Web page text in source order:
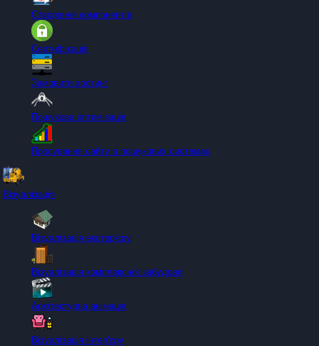
Створення компонентів
Сертифікація
Замовити хостинг
Пошукова оптимізація
Просування сайту в пошукових системах
Візуалізація
Візуалізація екстер'єру
Візуалізація комплексної забудови
Архітектурна анімація
Візуалізація інтер'єру